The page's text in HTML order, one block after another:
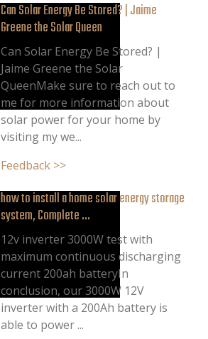
Can Solar Energy Be Stored? | Jaime
Greene the Solar Queen
Can Solar Energy Be Stored? |
Jaime Greene the Solar
QueenMake sure to reach out to
me for more information about
solar power for your home by
visiting my we...
Feedback >>
how to install a home solar energy storage
system, Complete ...
12v inverter 3000W test with
maximum continuous discharging
current 200ah batteryIn
conclusion, our 3000W 12V
inverter with a 200Ah battery is
able to power ...